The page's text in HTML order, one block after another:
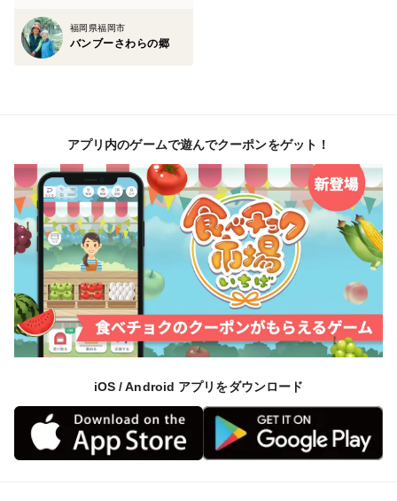
以前に作成した弊社の竹林の動画です。
?si=bQh-RG114tWGskcM
福岡県福岡市
バンブーさわらの郷
アプリ内のゲームで遊んでクーポンをゲット！
iOS / Android アプリをダウンロード